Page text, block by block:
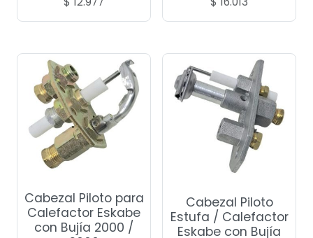
Cabezal Piloto para
Calefactor Eskabe
con Bujía 2000 /
Cabezal Piloto
Estufa / Calefactor
Eskabe con Bujía